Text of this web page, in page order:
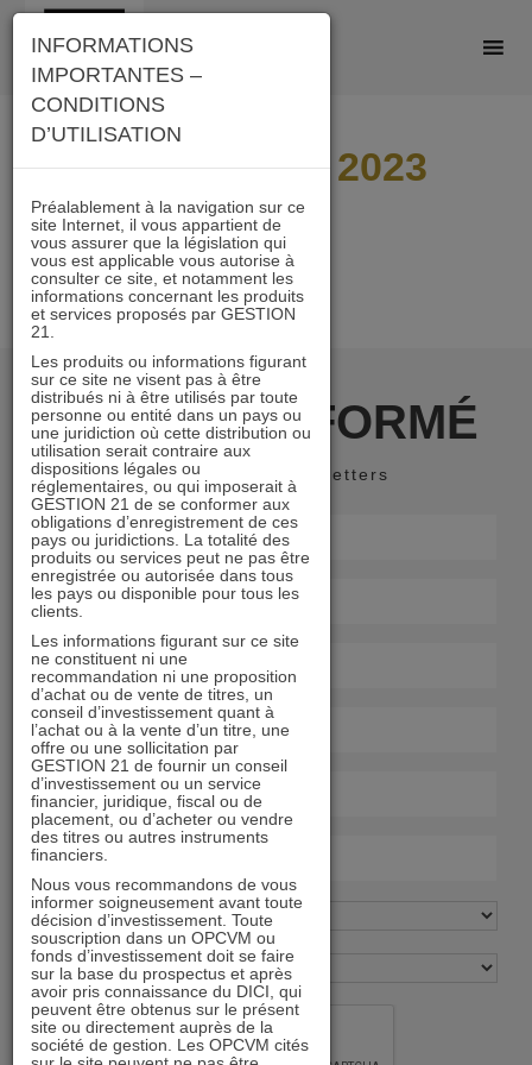
Skip
content
Distri IMMO 2023
RESTER INFORMÉ
Recevoir nos newsletters
INFORMATIONS
IMPORTANTES –
CONDITIONS
D’UTILISATION
Préalablement à la navigation sur ce
site Internet, il vous appartient de
vous assurer que la législation qui
vous est applicable vous autorise à
consulter ce site, et notamment les
informations concernant les produits
et services proposés par GESTION
21.
Les produits ou informations figurant
sur ce site ne visent pas à être
distribués ni à être utilisés par toute
personne ou entité dans un pays ou
une juridiction où cette distribution ou
utilisation serait contraire aux
dispositions légales ou
réglementaires, ou qui imposerait à
GESTION 21 de se conformer aux
obligations d’enregistrement de ces
pays ou juridictions. La totalité des
produits ou services peut ne pas être
enregistrée ou autorisée dans tous
les pays ou disponible pour tous les
clients.
Les informations figurant sur ce site
ne constituent ni une
recommandation ni une proposition
d’achat ou de vente de titres, un
conseil d’investissement quant à
l’achat ou à la vente d’un titre, une
offre ou une sollicitation par
GESTION 21 de fournir un conseil
d’investissement ou un service
financier, juridique, fiscal ou de
placement, ou d’acheter ou vendre
des titres ou autres instruments
financiers.
Nous vous recommandons de vous
informer soigneusement avant toute
décision d’investissement. Toute
souscription dans un OPCVM ou
fonds d’investissement doit se faire
sur la base du prospectus et après
avoir pris connaissance du DICI, qui
peuvent être obtenus sur le présent
site ou directement auprès de la
société de gestion. Les OPCVM cités